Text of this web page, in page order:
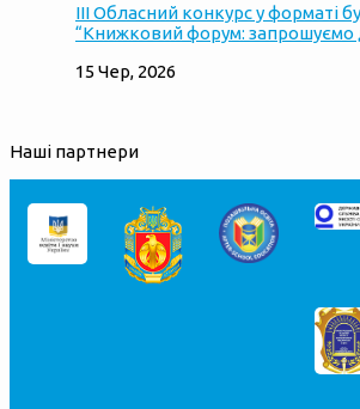
ІІІ Обласний конкурс у форматі
“Книжковий форум: запрошуємо
15 Чер, 2026
Наші партнери